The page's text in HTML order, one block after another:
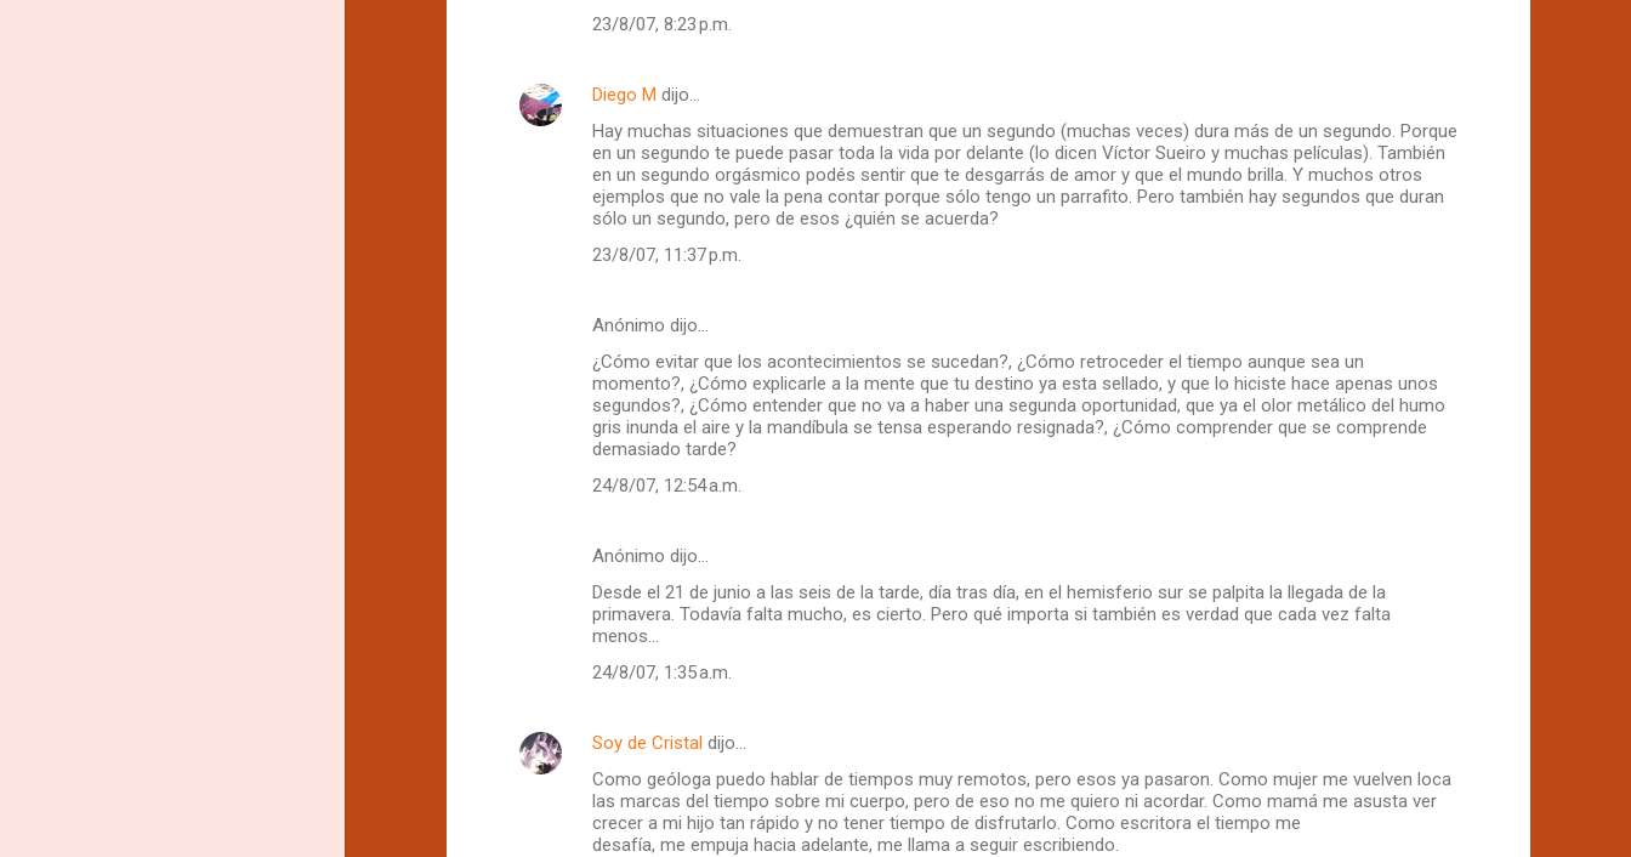
23/8/07, 8:23 p.m.
Diego M dijo…
Hay muchas situaciones que demuestran que un segundo (muchas veces) dura más de un segundo. Porque
en un segundo te puede pasar toda la vida por delante (lo dicen Víctor Sueiro y muchas películas). También
en un segundo orgásmico podés sentir que te desgarrás de amor y que el mundo brilla. Y muchos otros
ejemplos que no vale la pena contar porque sólo tengo un parrafito. Pero también hay segundos que duran
sólo un segundo, pero de esos ¿quién se acuerda?
23/8/07, 11:37 p.m.
Anónimo dijo…
¿Cómo evitar que los acontecimientos se sucedan?, ¿Cómo retroceder el tiempo aunque sea un
momento?, ¿Cómo explicarle a la mente que tu destino ya esta sellado, y que lo hiciste hace apenas unos
segundos?, ¿Cómo entender que no va a haber una segunda oportunidad, que ya el olor metálico del humo
gris inunda el aire y la mandíbula se tensa esperando resignada?, ¿Cómo comprender que se comprende
demasiado tarde?
24/8/07, 12:54 a.m.
Anónimo dijo…
Desde el 21 de junio a las seis de la tarde, día tras día, en el hemisferio sur se palpita la llegada de la
primavera. Todavía falta mucho, es cierto. Pero qué importa si también es verdad que cada vez falta
menos...
24/8/07, 1:35 a.m.
Soy de Cristal dijo…
Como geóloga puedo hablar de tiempos muy remotos, pero esos ya pasaron. Como mujer me vuelven loca
las marcas del tiempo sobre mi cuerpo, pero de eso no me quiero ni acordar. Como mamá me asusta ver
crecer a mi hijo tan rápido y no tener tiempo de disfrutarlo. Como escritora el tiempo me
desafía, me empuja hacia adelante, me llama a seguir escribiendo.